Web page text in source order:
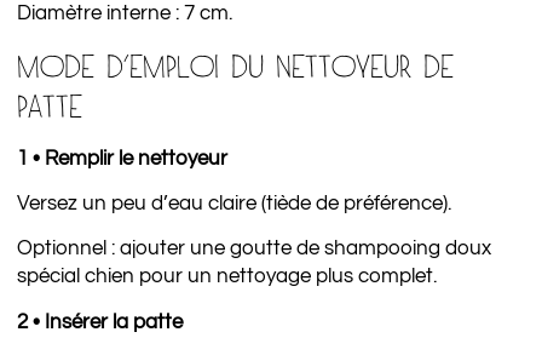
Diamètre interne : 7 cm.
MODE D’EMPLOI DU NETTOYEUR DE
PATTE
1 • Remplir le nettoyeur
Versez un peu d’eau claire (tiède de préférence).
Optionnel : ajouter une goutte de shampooing doux
spécial chien pour un nettoyage plus complet.
2 • Insérer la patte